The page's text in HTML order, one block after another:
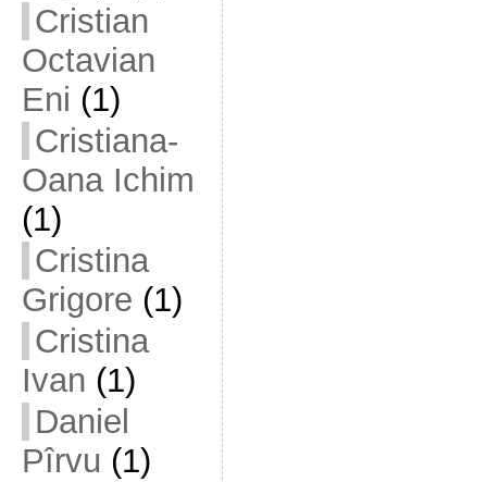
Cristian
Octavian
Eni (1)
Cristiana-
Oana Ichim
(1)
Cristina
Grigore (1)
Cristina
Ivan (1)
Daniel
Pîrvu (1)